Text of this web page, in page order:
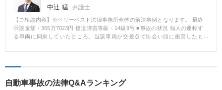
額！
中辻 猛 弁護士
【ご相談内容】※ベリーベスト法律事務所全体の解決事例となります。 最終
示談金額・365万7023円 後遺障害等級・14級9号 ■事故の状況 知人の運転す
る車両に同乗していたところ、当該車両が交差点で出会い頭に衝突したも
ら5カ月間通院したところで相手方保険会社からの治療費の支払いを打ち切ら
院を続けており、症状が残存していたことから、後遺障害の申請をしました
が自賠責保険からは非該当の認定を受けました。 その後、非該当であること
自動車事故の法律Q&Aランキング